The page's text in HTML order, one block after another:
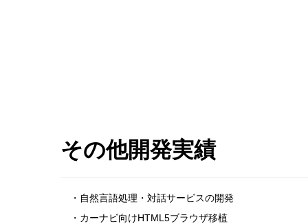
その他開発実績
・自然言語処理・対話サービスの開発
・カーナビ向けHTML5ブラウザ移植